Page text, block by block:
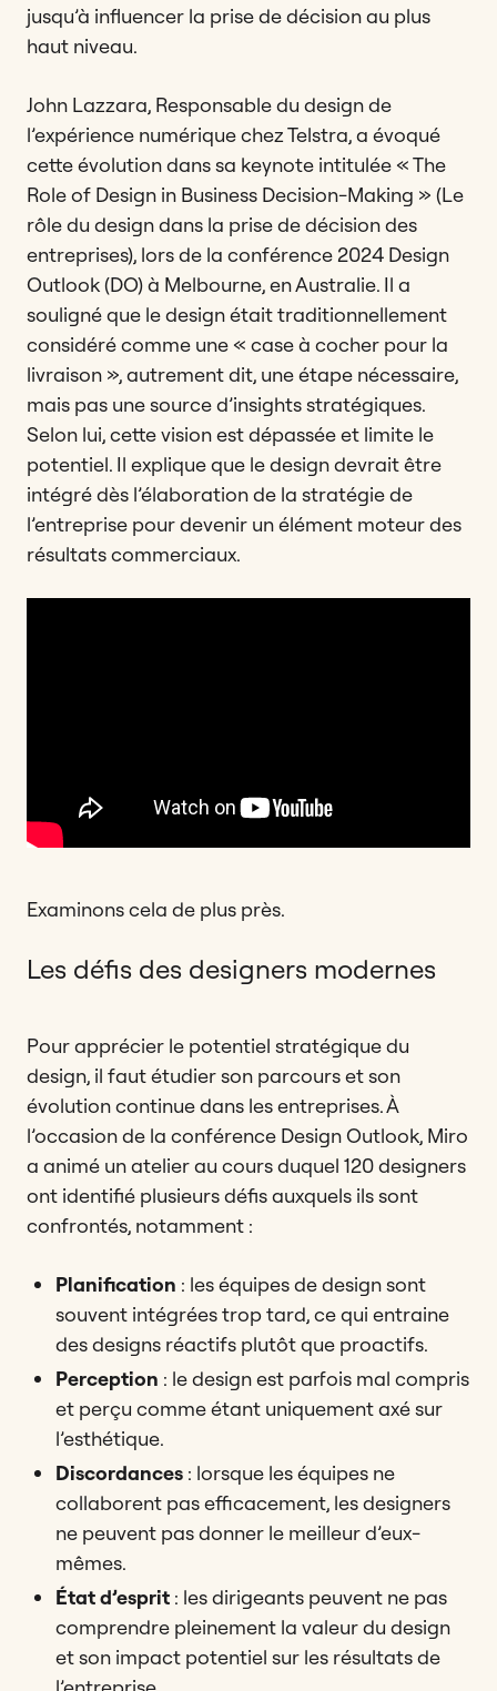
jusqu’à influencer la prise de décision au plus
haut niveau.
John Lazzara, Responsable du design de
l’expérience numérique chez Telstra, a évoqué
cette évolution dans sa keynote intitulée « The
Role of Design in Business Decision-Making » (Le
rôle du design dans la prise de décision des
entreprises), lors de la conférence 2024 Design
Outlook (DO) à Melbourne, en Australie. Il a
souligné que le design était traditionnellement
considéré comme une « case à cocher pour la
livraison », autrement dit, une étape nécessaire,
mais pas une source d’insights stratégiques.
Selon lui, cette vision est dépassée et limite le
potentiel. Il explique que le design devrait être
intégré dès l’élaboration de la stratégie de
l’entreprise pour devenir un élément moteur des
résultats commerciaux.
Examinons cela de plus près.
Les défis des designers modernes
Pour apprécier le potentiel stratégique du
design, il faut étudier son parcours et son
évolution continue dans les entreprises. À
l’occasion de la conférence Design Outlook, Miro
a animé un atelier au cours duquel 120 designers
ont identifié plusieurs défis auxquels ils sont
confrontés, notamment :
Planification : les équipes de design sont
souvent intégrées trop tard, ce qui entraine
des designs réactifs plutôt que proactifs.
Perception : le design est parfois mal compris
et perçu comme étant uniquement axé sur
l’esthétique.
Discordances : lorsque les équipes ne
collaborent pas efficacement, les designers
ne peuvent pas donner le meilleur d’eux-
mêmes.
État d’esprit : les dirigeants peuvent ne pas
comprendre pleinement la valeur du design
et son impact potentiel sur les résultats de